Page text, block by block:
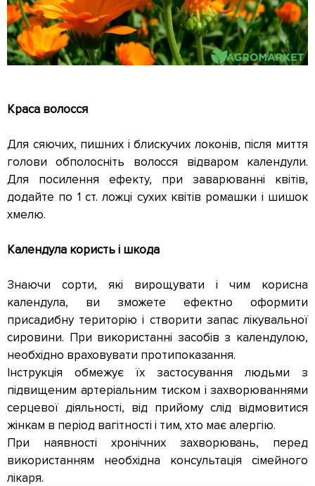
Краса волосся
Для сяючих, пишних і блискучих локонів, після миття
голови обполосніть волосся відваром календули.
Для посилення ефекту, при заварюванні квітів,
додайте по 1 ст. ложці сухих квітів ромашки і шишок
хмелю.
Календула користь і шкода
Знаючи сорти, які вирощувати і чим корисна
календула, ви зможете ефектно оформити
присадибну територію і створити запас лікувальної
сировини. При використанні засобів з календулою,
необхідно враховувати протипоказання.
Інструкція обмежує їх застосування людьми з
підвищеним артеріальним тиском і захворюваннями
серцевої діяльності, від прийому слід відмовитися
жінкам в період вагітності і тим, хто має алергію.
При наявності хронічних захворювань, перед
використанням необхідна консультація сімейного
лікаря.